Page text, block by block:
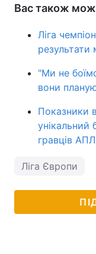
Вас також
Ліга
результати
"Ми не
вони
Показники
гравців АПЛ
Ліга Європи